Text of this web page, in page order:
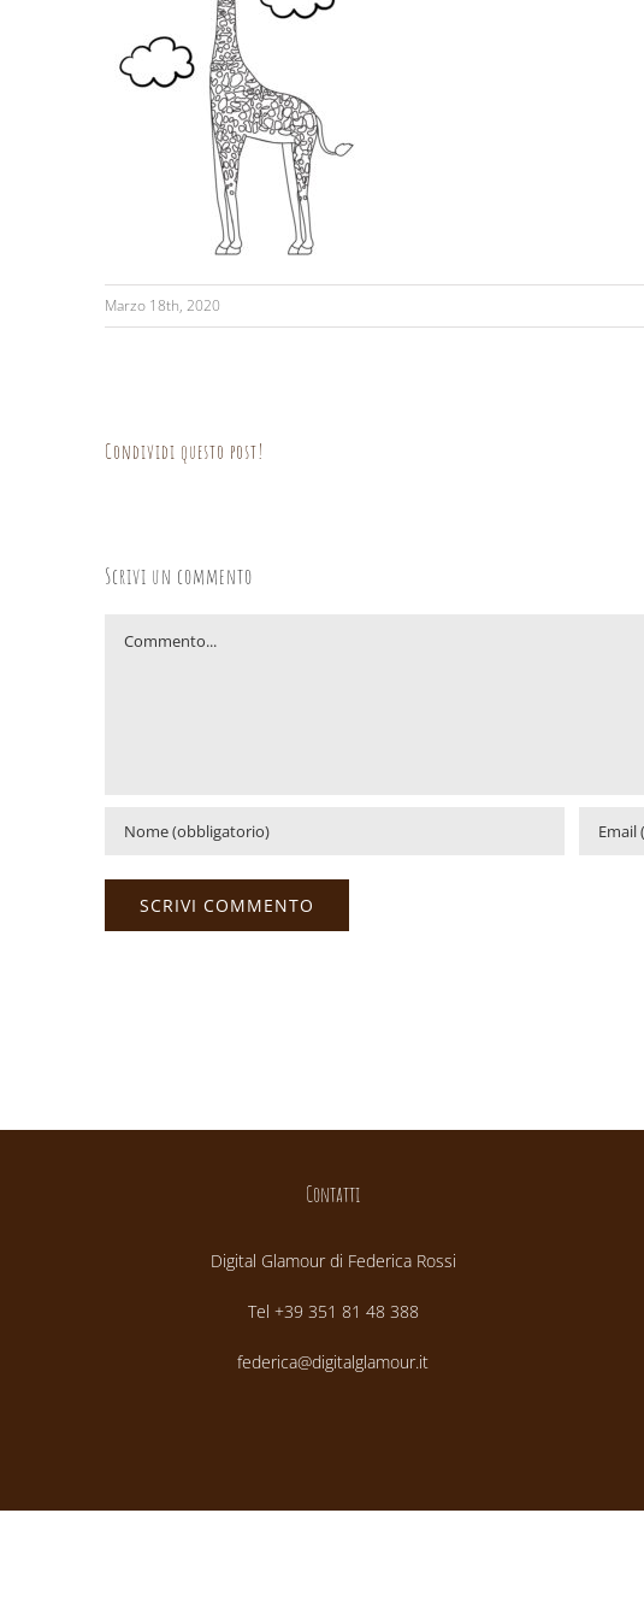
Marzo 18th, 2020
Condividi questo post!
Scrivi un commento
Contatti
Digital Glamour di Federica Rossi
Tel +39 351 81 48 388
federica@digitalglamour.it